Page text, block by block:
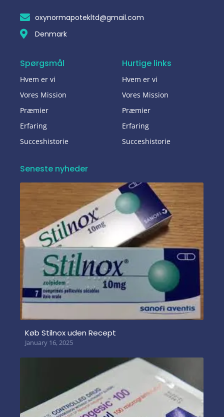
oxynormapotekltd@gmail.com
Denmark
Spørgsmål
Hvem er vi
Vores Mission
Præmier
Erfaring
Succeshistorie
Hurtige links
Hvem er vi
Vores Mission
Præmier
Erfaring
Succeshistorie
Seneste nyheder
Køb Stilnox uden Recept
January 16, 2025